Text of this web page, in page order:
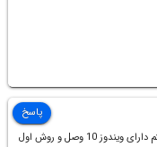
نکته: هارد تون رو به یک سیستم دارای ویندوز 10 وصل و روش اول
پاسخ